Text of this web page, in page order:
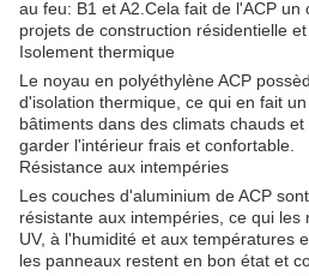
au feu: B1 et A2.Cela fait de l'ACP
projets de construction résidentielle et
Isolement thermique
Le noyau en polyéthylène ACP
d'isolation thermique, ce qui en fait
bâtiments dans des climats chauds
garder l'intérieur frais et confortable.
Résistance aux intempéries
Les couches d'aluminium de ACP
résistante aux intempéries, ce qui
UV, à l'humidité et aux températures
les panneaux restent en bon état et